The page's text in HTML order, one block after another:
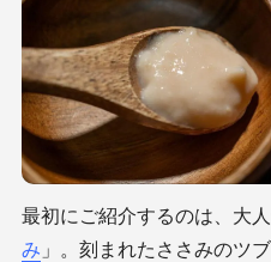
最初にご紹介するのは、大
み 」。刻まれたささみのツ